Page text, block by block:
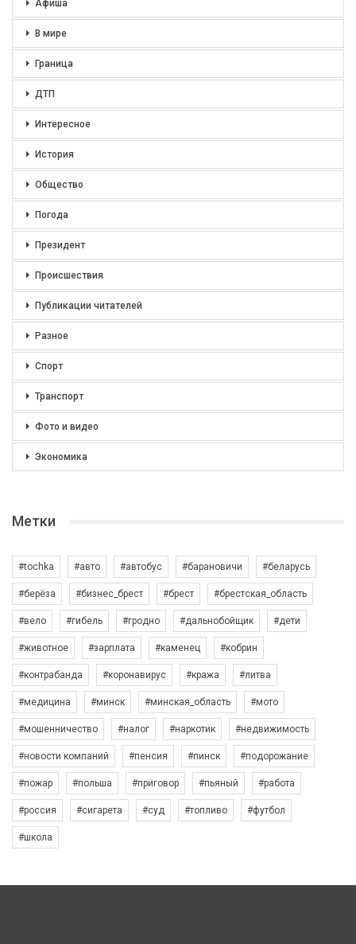
Афиша
В мире
Граница
ДТП
Интересное
История
Общество
Погода
Президент
Происшествия
Публикации читателей
Разное
Спорт
Транспорт
Фото и видео
Экономика
Метки
#tochka #авто #автобус #барановичи #беларусь
#берёза #бизнес_брест #брест #брестская_область
#вело #гибель #гродно #дальнобойщик #дети
#животное #зарплата #каменец #кобрин
#контрабанда #коронавирус #кража #литва
#медицина #минск #минская_область #мото
#мошенничество #налог #наркотик #недвижимость
#новости компаний #пенсия #пинск #подорожание
#пожар #польша #приговор #пьяный #работа
#россия #сигарета #суд #топливо #футбол
#школа